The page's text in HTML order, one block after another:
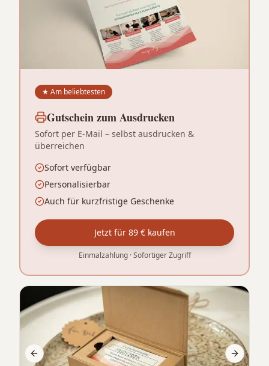
★ Am beliebtesten
Gutschein zum Ausdrucken
Sofort per E-Mail – selbst ausdrucken &
überreichen
Sofort verfügbar
Personalisierbar
Auch für kurzfristige Geschenke
Jetzt für 89 € kaufen
Einmalzahlung · Sofortiger Zugriff
Previous slide Next